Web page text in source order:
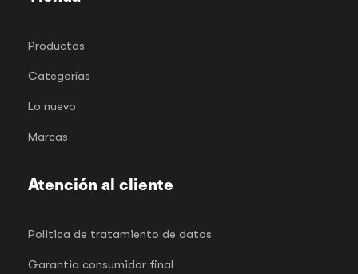
Productos
Categorías
Lo nuevo
Marcas
Atención al cliente
Politica de tratamiento de datos
Garantia consumidor final